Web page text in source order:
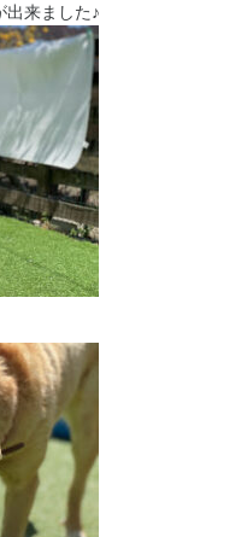
出来ました♪